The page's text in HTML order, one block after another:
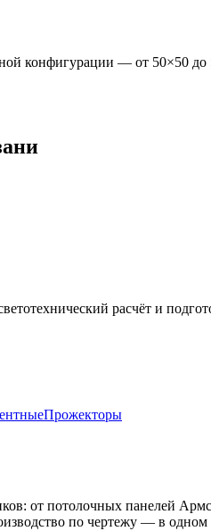
конфигурации — от 50×50
расчёт и
Прожекторы
от потолочных панелей
по чертежу — в одном